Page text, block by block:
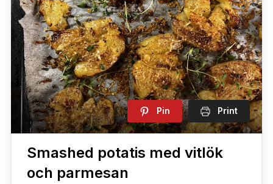
Pin Print
Smashed potatis med vitlök
och parmesan